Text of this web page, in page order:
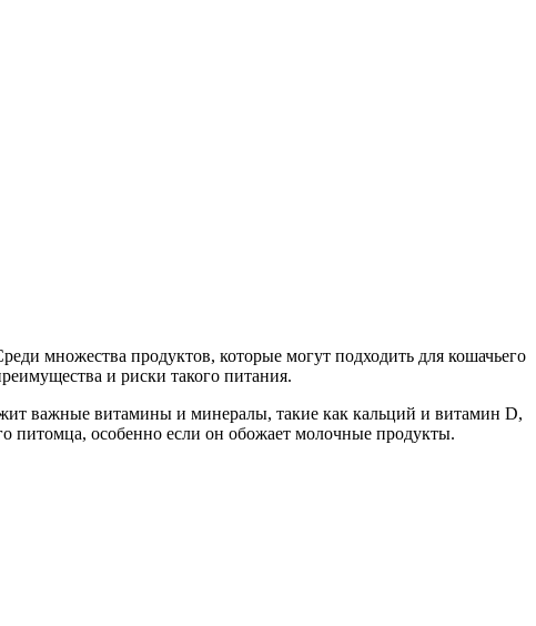
множества продуктов, которые могут подходить для кошачьего
и риски такого питания.
важные витамины и минералы, такие как кальций и витамин D,
питомца, особенно если он обожает молочные продукты.